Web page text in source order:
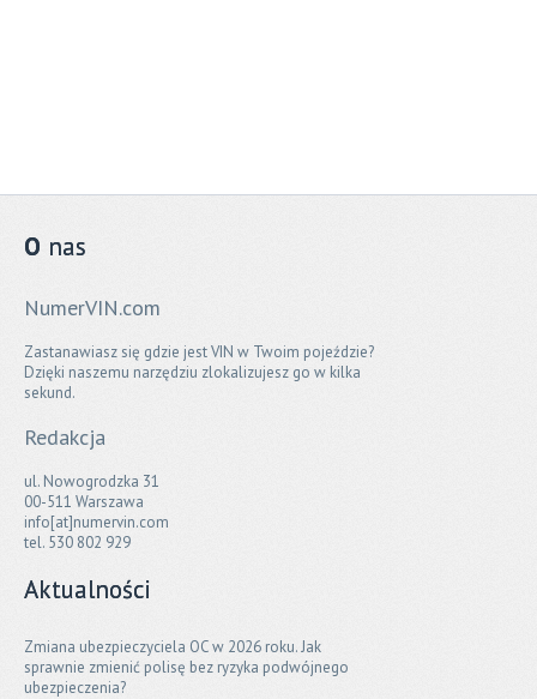
O nas
NumerVIN.com
Zastanawiasz się gdzie jest VIN w Twoim pojeździe?
Dzięki naszemu narzędziu zlokalizujesz go w kilka
sekund.
Redakcja
ul. Nowogrodzka 31
00-511 Warszawa
info[at]numervin.com
tel. 530 802 929
Aktualności
Zmiana ubezpieczyciela OC w 2026 roku. Jak
sprawnie zmienić polisę bez ryzyka podwójnego
ubezpieczenia?